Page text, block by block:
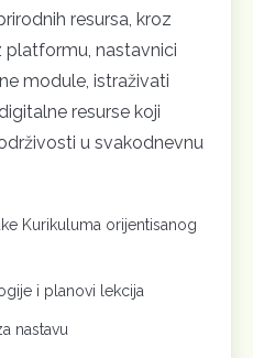
resursa, kroz
platformu, nastavnici
module, istraživati
resurse koji
u svakodnevnu
Kurikuluma orijentisanog
i planovi lekcija
nastavu